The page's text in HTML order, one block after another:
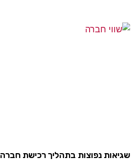
שגיאות נפוצות בתהליך רכישת חברה